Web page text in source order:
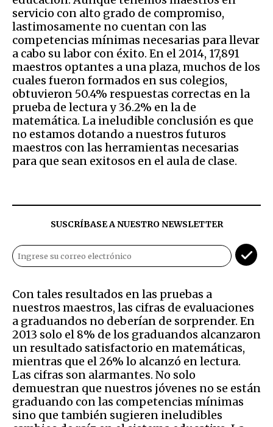
servicio con alto grado de compromiso,
lastimosamente no cuentan con las
competencias mínimas necesarias para llevar
a cabo su labor con éxito. En el 2014, 17,891
maestros optantes a una plaza, muchos de los
cuales fueron formados en sus colegios,
obtuvieron 50.4% respuestas correctas en la
prueba de lectura y 36.2% en la de
matemática. La ineludible conclusión es que
no estamos dotando a nuestros futuros
maestros con las herramientas necesarias
para que sean exitosos en el aula de clase.
SUSCRÍBASE A NUESTRO NEWSLETTER
Con tales resultados en las pruebas a
nuestros maestros, las cifras de evaluaciones
a graduandos no deberían de sorprender. En
2013 solo el 8% de los graduandos alcanzaron
un resultado satisfactorio en matemáticas,
mientras que el 26% lo alcanzó en lectura.
Las cifras son alarmantes. No solo
demuestran que nuestros jóvenes no se están
graduando con las competencias mínimas
sino que también sugieren ineludibles